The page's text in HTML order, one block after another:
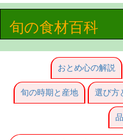
旬の食材百科
おとめ心の解説
旬の時期と産地 選び方